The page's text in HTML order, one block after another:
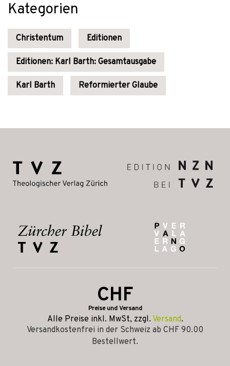
Kategorien
Christentum Editionen
Editionen: Karl Barth: Gesamtausgabe
Karl Barth Reformierter Glaube
CHF
Preise und Versand
Alle Preise inkl. MwSt, zzgl. Versand.
Versandkostenfrei in der Schweiz ab CHF 90.00
Bestellwert.